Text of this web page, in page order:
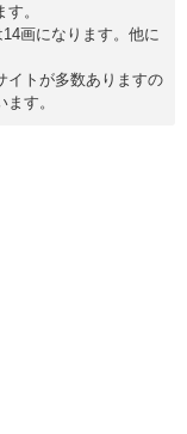
。
画になります。他に
イトが多数ありますの
す。